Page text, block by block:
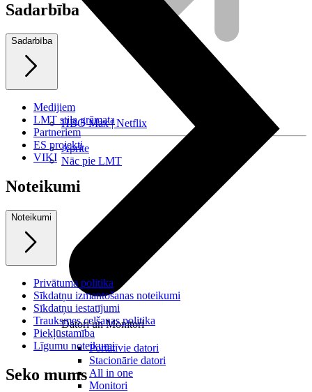
HBO Max | Netflix
Aprite
Nāc pie LMT
Datori un Monitori
Portatīvie datori
Stacionārie datori
All in one
Monitori
Sadarbība
Sadarbība
Medijiem
LMT stila grāmata
Partneriem
ES projekti
VIKI
Noteikumi
Noteikumi
Privātuma politika
Sīkdatņu izmantošanas noteikumi
Sīkdatņu iestatījumi
Trauksmes celšanas politika
Piekļūstamība
Līgumu noteikumi
Seko mums